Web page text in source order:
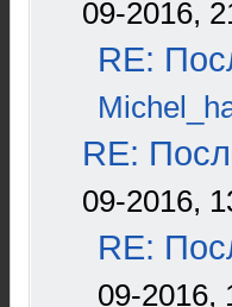
09-2016,
RE:
RE:
09-2016,
RE:
09-2016,